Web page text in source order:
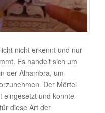
nicht erkennt und nur
Es handelt sich um
der Alhambra, um
Der Mörtel
eingesetzt und konnte
diese Art der